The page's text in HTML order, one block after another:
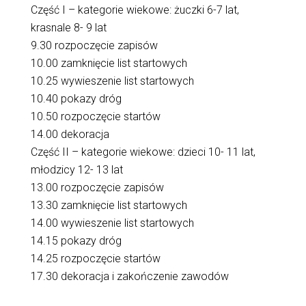
Część I – kategorie wiekowe: żuczki 6-7 lat,
krasnale 8- 9 lat
9.30 rozpoczęcie zapisów
10.00 zamknięcie list startowych
10.25 wywieszenie list startowych
10.40 pokazy dróg
10.50 rozpoczęcie startów
14.00 dekoracja
Część II – kategorie wiekowe: dzieci 10- 11 lat,
młodzicy 12- 13 lat
13.00 rozpoczęcie zapisów
13.30 zamknięcie list startowych
14.00 wywieszenie list startowych
14.15 pokazy dróg
14.25 rozpoczęcie startów
17.30 dekoracja i zakończenie zawodów